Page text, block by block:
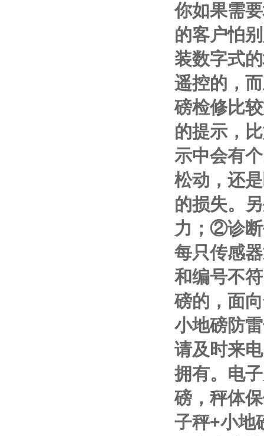
你如果需
的客户怕
装数字式
遥控的，
磅检修比
的提示，
示中会有个
松动，还
的损失。
力； ②诊
每只传感
和编号不
磅的，面
小地磅防
请及时来
拥有。电
磅，秤体
子秤+小地